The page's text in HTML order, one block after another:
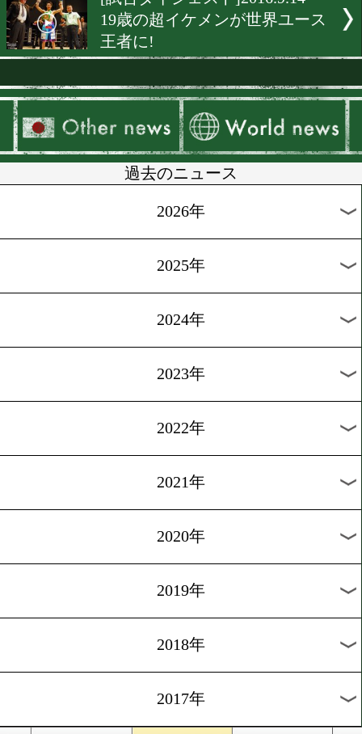
噂の高校生登場!未来の怪
った男
[天才少年を探せ]2016.9.28
東京五輪世代の主役の課題
覚
[戦いたい女たち]2016.9.25
先週の激戦!オンナ40歳の
に密着
[戦いたい女たち]2016.9.16
ング王国
[試合ダイジェスト
王者に!
過去のニュース
2026年
2025年